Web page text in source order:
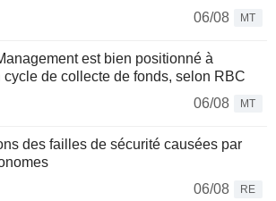
06/08
MT
est bien positionné à
cycle de collecte de fonds, selon RBC
06/08
MT
des failles de sécurité causées par
06/08
RE